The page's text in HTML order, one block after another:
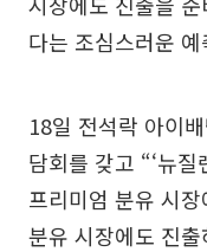
다는 조심스러운
18일 전석락 아이
담회를 갖고 “‘뉴
프리미엄 분유 시
분유 시장에도 진